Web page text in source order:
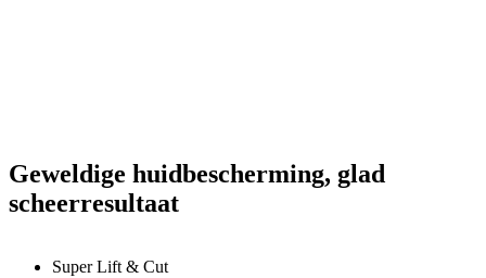
Geweldige huidbescherming, glad
scheerresultaat
Super Lift & Cut